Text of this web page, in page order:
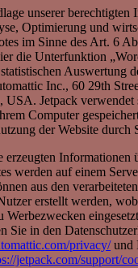
unserer berechtigten
Optimierung und
im Sinne des Art. 6
die Unterfunktion
Auswertung
Inc., 60 29th
USA. Jetpack verwendet
Computer
der Website durch
erzeugten Informationen
werden auf einem
aus den
erstellt werden,
Werbezwecken
Sie in den
privacy/und
jetpack.com/support/